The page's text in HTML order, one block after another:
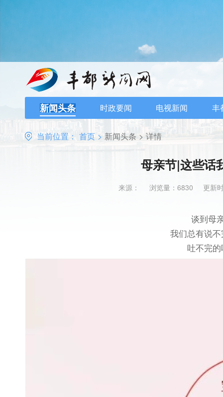
新闻头条 时政要闻 电视新闻 丰
当前位置： 首页 > 新闻头条 > 详情
母亲节|这些话
来源： 浏览量：6830 更新
谈到母
我们总有说
吐不完